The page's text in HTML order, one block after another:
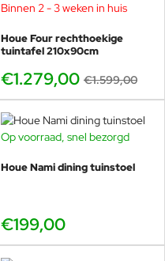
-20%
Binnen 2 - 3 weken in huis
Houe Four rechthoekige
tuintafel 210x90cm
€1.279,00 €1.599,00
Op voorraad, snel bezorgd
Houe Nami dining tuinstoel
€199,00